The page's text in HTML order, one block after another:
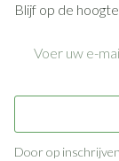
Blijf op de
Door op